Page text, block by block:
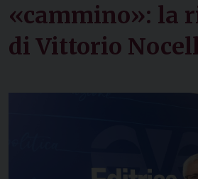
«cammino»: la
di Vittorio